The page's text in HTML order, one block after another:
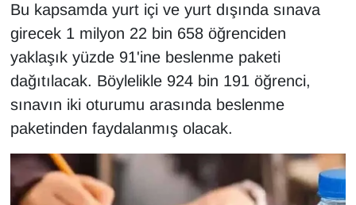
Bu kapsamda yurt içi ve yurt dışında sınava
girecek 1 milyon 22 bin 658 öğrenciden
yaklaşık yüzde 91'ine beslenme paketi
dağıtılacak. Böylelikle 924 bin 191 öğrenci,
sınavın iki oturumu arasında beslenme
paketinden faydalanmış olacak.
SAĞLIK
Seri İlan
Sinema - TV
SİYASET
SPOR